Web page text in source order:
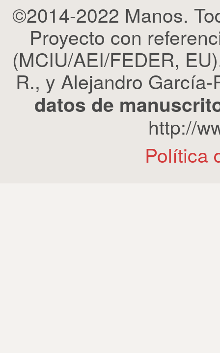
©2014-2022 Manos.
Proyecto con
(MCIU/AEI/FEDER,
R., y Alejandro
datos de
http://
Política